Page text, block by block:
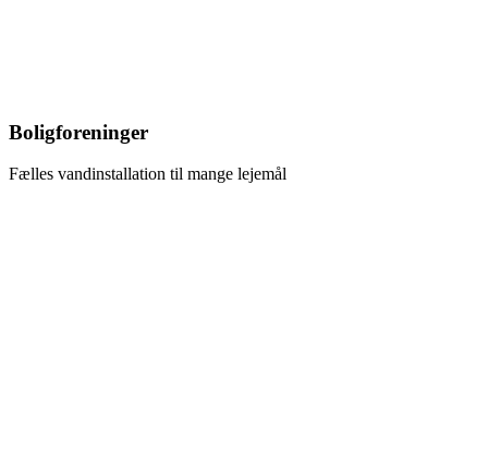
Boligforeninger
Fælles vandinstallation til mange lejemål